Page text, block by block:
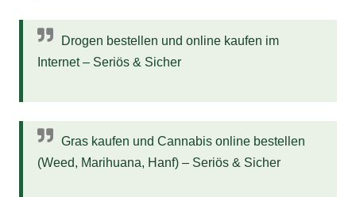
Drogen bestellen und online kaufen im
Internet – Seriös & Sicher
Gras kaufen und Cannabis online bestellen
(Weed, Marihuana, Hanf) – Seriös & Sicher